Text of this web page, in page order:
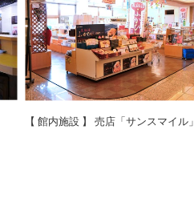
【 館内施設 】 売店「サンスマイル」